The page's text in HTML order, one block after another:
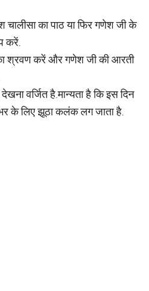
चालीसा का पाठ या फिर गणेश जी के
करें.
श्रवण करें और गणेश जी की आरती
वर्जित है.मान्यता है कि इस दिन
के लिए झूठा कलंक लग जाता है.